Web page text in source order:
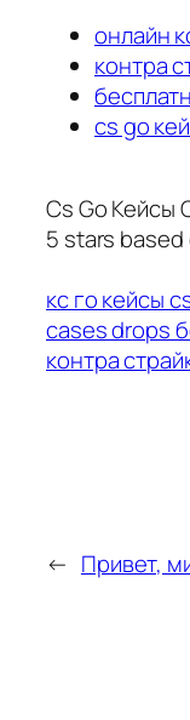
онлайн
контра
cs go
Cs Go Кейсы
5 stars based
кс го кейсы
cases drops
контра
← Привет,